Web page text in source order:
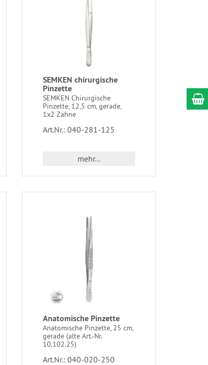
SEMKEN chirurgische
Pinzette
SEMKEN Chirurgische
Pinzette, 12,5 cm, gerade,
1x2 Zähne
Art.Nr.: 040-281-125
mehr...
Anatomische Pinzette
Anatomische Pinzette, 25 cm,
gerade (alte Art.-Nr.
10.102.25)
Art.Nr.: 040-020-250